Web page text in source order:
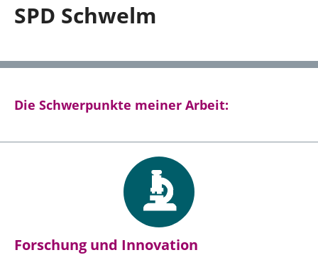
Kontakt
SPD Schwelm
Die Schwerpunkte meiner Arbeit:
Forschung und Innovation